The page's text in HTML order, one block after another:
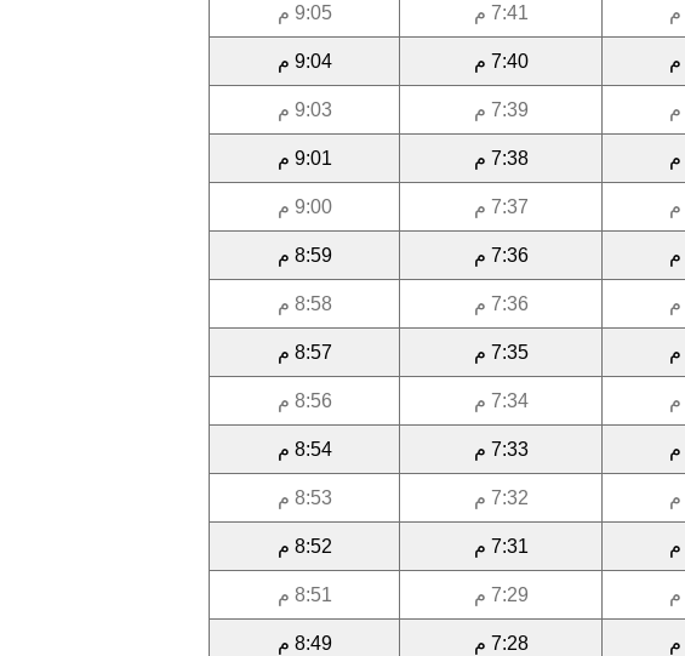
7:41 م 9:05 م
7:40 م 9:04 م
7:39 م 9:03 م
7:38 م 9:01 م
7:37 م 9:00 م
7:36 م 8:59 م
7:36 م 8:58 م
7:35 م 8:57 م
7:34 م 8:56 م
7:33 م 8:54 م
7:32 م 8:53 م
7:31 م 8:52 م
7:29 م 8:51 م
7:28 م 8:49 م